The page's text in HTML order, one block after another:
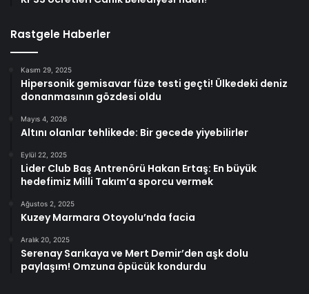
Rastgele Haberler
Kasım 29, 2025
Hipersonik gemisavar füze testi geçti! Ülkedeki deniz
donanmasının gözdesi oldu
Mayıs 4, 2026
Altını olanlar tehlikede: Bir gecede yiyebilirler
Eylül 22, 2025
Lider Club Baş Antrenörü Hakan Ertaş: En büyük
hedefimiz Milli Takım’a sporcu vermek
Ağustos 2, 2025
Kuzey Marmara Otoyolu’nda facia
Aralık 20, 2025
Serenay Sarıkaya ve Mert Demir’den aşk dolu
paylaşım! Omzuna öpücük kondurdu